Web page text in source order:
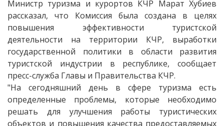
Министр туризма и курортов КЧР Марат Хубиев
рассказал, что Комиссия была создана в целях
повышения эффективности туристской
деятельности на территории КЧР, выработки
государственной политики в области развития
туристской индустрии в республике, сообщает
пресс-служба Главы и Правительства КЧР.
"На сегодняшний день в сфере туризма есть
определенные проблемы, которые необходимо
решать для улучшения работы туристических
объектов и повышения качества предоставляемых